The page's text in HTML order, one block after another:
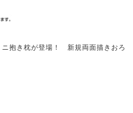
抱き枕が登場！ 新規両面描きおろ